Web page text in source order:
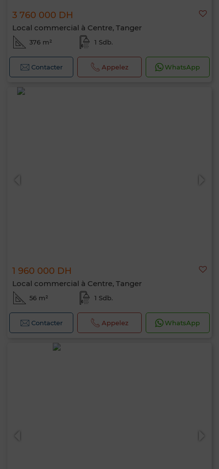
3 760 000 DH
Local commercial à Centre, Tanger
376 m² 1 Sdb.
Contacter Appelez WhatsApp
1 960 000 DH
Local commercial à Centre, Tanger
56 m² 1 Sdb.
Contacter Appelez WhatsApp